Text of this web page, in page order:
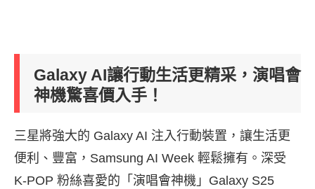
Galaxy AI讓行動生活更精采，演唱會
神機驚喜價入手！
三星將強大的 Galaxy AI 注入行動裝置，讓生活更
便利、豐富，Samsung AI Week 輕鬆擁有。深受
K-POP 粉絲喜愛的「演唱會神機」Galaxy S25